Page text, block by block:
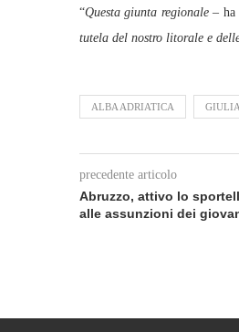
“Questa giunta regionale– ha
tutela del nostro litorale e
ALBA ADRIATICA
precedente articolo
Abruzzo, attivo lo
alle assunzioni dei